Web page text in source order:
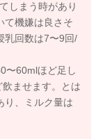
しまう時があり
て機嫌は良さそ
乳回数は7〜9回/
〜60mlほど足し
ませます。とは
り、ミルク量は